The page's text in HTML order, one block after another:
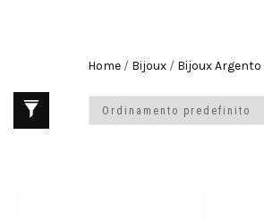
Home/ Bijoux/ Bijoux Argento